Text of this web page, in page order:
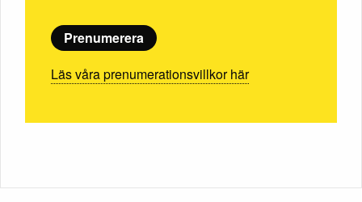
Prenumerera
Läs våra prenumerationsvillkor här